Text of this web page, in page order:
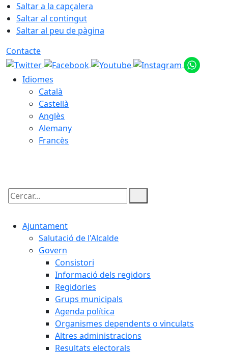
Saltar a la capçalera
Saltar al contingut
Saltar al peu de pàgina
Contacte
Idiomes
Català
Castellà
Anglès
Alemany
Francès
Cercar:
Ajuntament
Salutació de l'Alcalde
Govern
Consistori
Informació dels regidors
Regidories
Grups municipals
Agenda política
Organismes dependents o vinculats
Altres administracions
Resultats electorals